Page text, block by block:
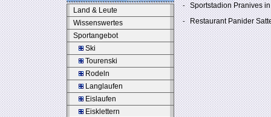
- Sportstadion Pranives
- Restaurant Panider
Land & Leute
Wissenswertes
Sportangebot
Ski
Tourenski
Rodeln
Langlaufen
Eislaufen
Eisklettern